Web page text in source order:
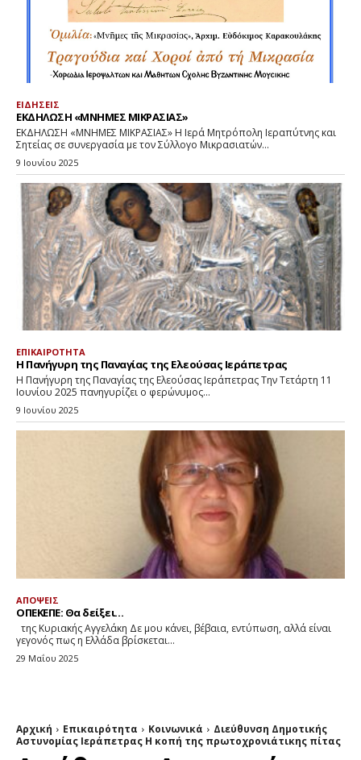
ΕΙΔΗΣΕΙΣ
ΕΚΔΗΛΩΣΗ «ΜΝΗΜΕΣ ΜΙΚΡΑΣΙΑΣ»
ΕΚΔΗΛΩΣΗ «ΜΝΗΜΕΣ ΜΙΚΡΑΣΙΑΣ» Η Ιερά Μητρόπολη Ιεραπύτνης και
Σητείας σε συνεργασία με τον Σύλλογο Μικρασιατών...
9 Ιουνίου 2025
ΕΠΙΚΑΙΡΟΤΗΤΑ
Η Πανήγυρη της Παναγίας της Ελεούσας Ιεράπετρας
Η Πανήγυρη της Παναγίας της Ελεούσας Ιεράπετρας Την Τετάρτη 11
Ιουνίου 2025 πανηγυρίζει ο φερώνυμος...
9 Ιουνίου 2025
ΑΠΟΨΕΙΣ
ΟΠΕΚΕΠΕ: Θα δείξει…
γεγονός πως η Ελλάδα βρίσκεται...
29 Μαΐου 2025